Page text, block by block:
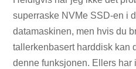
superraske NVMe SSD-en i
datamaskinen, men hvis du
tallerkenbasert harddisk kan
denne funksjonen. Ellers har